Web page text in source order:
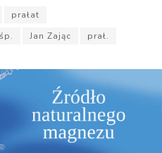
prałat
śp. Jan Zając prał.